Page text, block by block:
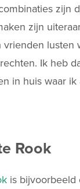
zijn
zijn
lusten
Ik heb
in huis waar ik
Rook
is